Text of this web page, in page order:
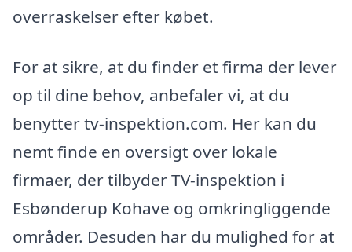
overraskelser efter købet.
For at sikre, at du finder et firma der lever
op til dine behov, anbefaler vi, at du
benytter tv-inspektion.com. Her kan du
nemt finde en oversigt over lokale
firmaer, der tilbyder TV-inspektion i
Esbønderup Kohave og omkringliggende
områder. Desuden har du mulighed for at